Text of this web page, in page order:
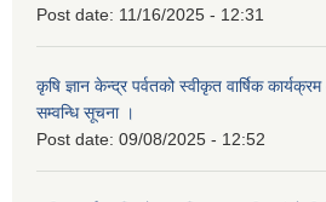
Post date: 11/16/2025 - 12:31
कृषि ज्ञान केन्द्र पर्वतको स्वीकृत वार्षिक
सम्वन्धि सूचना ।
Post date: 09/08/2025 - 12:52